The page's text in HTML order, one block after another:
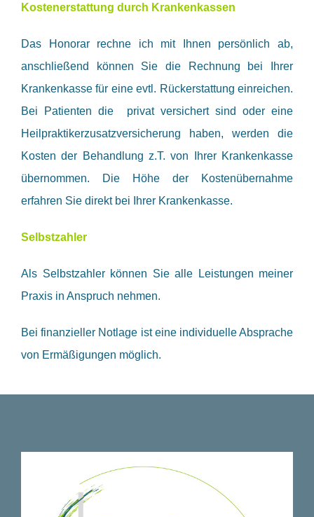
Kostenerstattung durch Krankenkassen
Das Honorar rechne ich mit Ihnen persönlich ab,
anschließend können Sie die Rechnung bei Ihrer
Krankenkasse für eine evtl. Rückerstattung einreichen.
Bei Patienten die privat versichert sind oder eine
Heilpraktikerzusatzversicherung haben, werden die
Kosten der Behandlung z.T. von Ihrer Krankenkasse
übernommen. Die Höhe der Kostenübernahme
erfahren Sie direkt bei Ihrer Krankenkasse.
Selbstzahler
Als Selbstzahler können Sie alle Leistungen meiner
Praxis in Anspruch nehmen.
Bei finanzieller Notlage ist eine individuelle Absprache
von Ermäßigungen möglich.